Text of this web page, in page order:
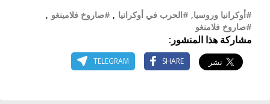
#أوكرانيا وروسيا, #الحرب في أوكرانيا , #صاروخ فلامينغو ,
#صاروخ فلامنغو
مشاركة هذا المنشور:
SHARE
TELEGRAM